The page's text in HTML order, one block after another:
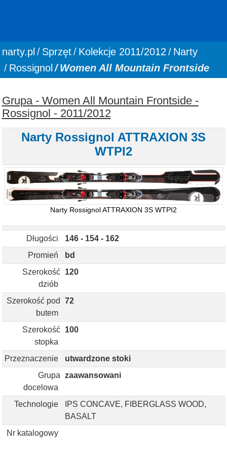
You are here:
narty.pl Sprzęt Kolekcje 2011/2012
Narty
Rossignol
Women All Mountain Frontside
Grupa - Women All Mountain Frontside -
Rossignol - 2011/2012
Narty Rossignol ATTRAXION 3S
WTPI2
Narty Rossignol ATTRAXION 3S WTPI2
Długości
146 - 154 - 162
Promień
bd
Szerokość
dziób
120
Szerokość pod
butem
72
Szerokość
stopka
100
Przeznaczenie
utwardzone stoki
Grupa
docelowa
zaawansowani
Technologie
IPS CONCAVE, FIBERGLASS WOOD,
BASALT
Nr katalogowy